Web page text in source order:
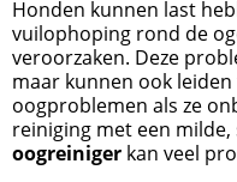
Honden kunnen last
vuilophoping rond de
veroorzaken. Deze
maar kunnen ook
oogproblemen als ze
reiniging met een
oogreiniger kan veel